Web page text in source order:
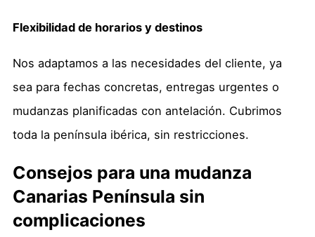
Flexibilidad de horarios y destinos
Nos adaptamos a las necesidades del cliente, ya
sea para fechas concretas, entregas urgentes o
mudanzas planificadas con antelación. Cubrimos
toda la península ibérica, sin restricciones.
Consejos para una mudanza
Canarias Península sin
complicaciones